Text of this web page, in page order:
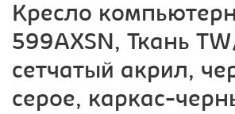
Кресло
599AXSN, Ткань
сетчатый акрил,
серое, каркас-